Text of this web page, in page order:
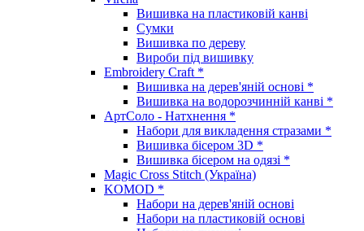
Вишивка на пластиковій канві
Сумки
Вишивка по дереву
Вироби під вишивку
Embroidery Craft *
Вишивка на дерев'яній основі *
Вишивка на водорозчинній канві *
АртСоло - Натхнення *
Набори для викладення стразами *
Вишивка бісером 3D *
Вишивка бісером на одязі *
Magic Cross Stitch (Україна)
KOMOD *
Набори на дерев'яній основі
Набори на пластиковій основі